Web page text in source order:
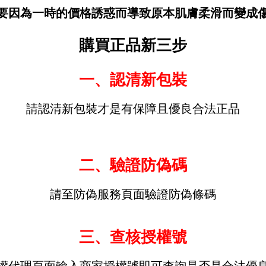
因為一時的價格誘惑而導致原本肌膚柔滑而變成
購買正品新三步
一、認清新包裝
請認清新包裝才是有保障且優良合法正品
二、驗證防偽碼
請至防偽服務頁面驗證防偽條碼
三、查核授權號